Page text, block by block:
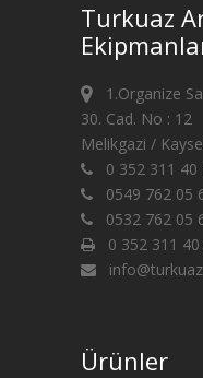
Turkuaz
1.Organize
30. Cad. No : 12
Melikgazi /
0 352 311 40
0549 762 05
0532 762 05
0 352 311 40
Ürünler